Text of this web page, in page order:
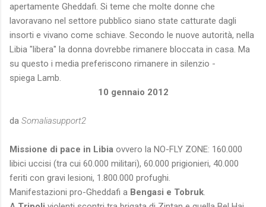
apertamente Gheddafi. Si teme che molte donne che
lavoravano nel settore pubblico siano state catturate dagli
insorti e vivano come schiave. Secondo le nuove autorità, nella
Libia "libera" la donna dovrebbe rimanere bloccata in casa. Ma
su questo i media preferiscono rimanere in silenzio -
spiega Lamb.
10 gennaio 2012
da Somaliasupport2
Missione di pace in Libia ovvero la NO-FLY ZONE: 160.000
libici uccisi (tra cui 60.000 militari), 60.000 prigionieri, 40.000
feriti con gravi lesioni, 1.800.000 profughi.
Manifestazioni pro-Gheddafi a Bengasi e Tobruk